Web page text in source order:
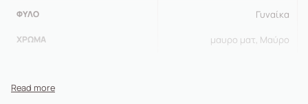
ΦΎΛΟ Γυναίκα
ΧΡΏΜΑ μαυρο ματ, Μαύρο